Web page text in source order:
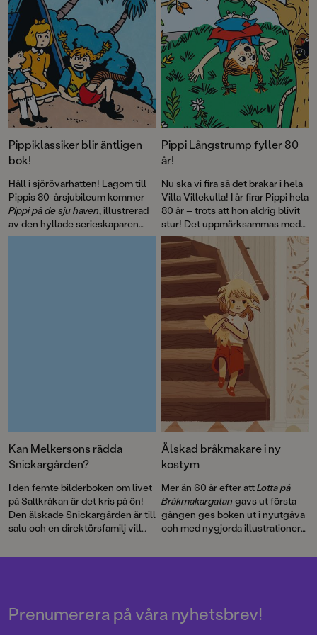
Pippiklassiker blir äntligen
bok!
Håll i sjörövarhatten! Lagom till
Pippis 80-årsjubileum kommer
Pippi på de sju haven, illustrerad
av den hyllade serieskaparen
Fabian Göranson. Astrid
Pippi Långstrump fyller 80
år!
Nu ska vi fira så det brakar i hela
Villa Villekulla! I år firar Pippi hela
80 år – trots att hon aldrig blivit
stur! Det uppmärksammas med
flera böcker, däribland David
Känner du Astrid
Lindgrenoch en
genomillustrerad version av
Pippi på de sju haven.
Kan Melkersons rädda
Snickargården?
I den femte bilderboken om livet
på Saltkråkan är det kris på ön!
Den älskade Snickargården är till
salu och en direktörsfamilj vill
bygga en bungalow …
berättelse.
Älskad bråkmakare i ny
kostym
Mer än 60 år efter attLotta på
Bråkmakargatan gavs ut första
gången ges boken ut i nyutgåva
och med nygjorda illustrationer
Prenumerera på våra nyhetsbrev!